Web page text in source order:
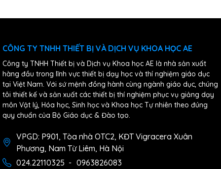
CÔNG TY TNHH THIẾT BỊ VÀ DỊCH VỤ KHOA HỌC AE
Công ty TNHH Thiết bị và Dịch vụ Khoa học AE là nhà sản xuất
hàng đầu trong lĩnh vực thiết bị dạy học và thí nghiệm giáo dục
tại Việt Nam. Với sứ mệnh đồng hành cùng ngành giáo dục, chúng
tôi thiết kế và sản xuất các thiết bị thí nghiệm phục vụ giảng dạy
môn Vật lý, Hóa học, Sinh học và Khoa học Tự nhiên theo đúng
quy chuẩn của Bộ Giáo dục & Đào tạo.
VPGD: P901, Tòa nhà OTC2, KĐT Vigracera Xuân
Phương, Nam Từ Liêm, Hà Nội
024.22110325 - 0963826083